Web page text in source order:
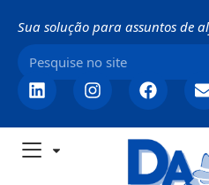
Sua solução para assuntos de